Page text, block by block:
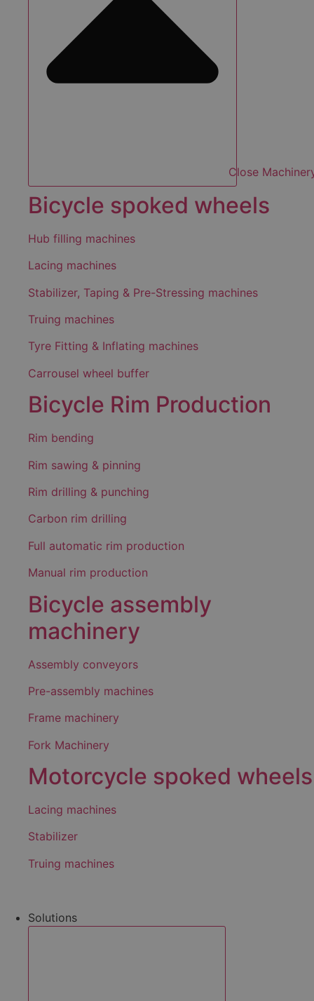
Close
Bicycle spoked wheels
Hub filling machines
Lacing machines
Stabilizer, Taping & Pre-Stressing machines
Truing machines
Tyre Fitting & Inflating machines
Carrousel wheel buffer
Bicycle Rim Production
Rim bending
Rim sawing & pinning
Rim drilling & punching
Carbon rim drilling
Full automatic rim production
Manual rim production
Bicycle assembly
machinery
Assembly conveyors
Pre-assembly machines
Frame machinery
Fork Machinery
Motorcycle spoked wheels
Lacing machines
Stabilizer
Truing machines
Solutions